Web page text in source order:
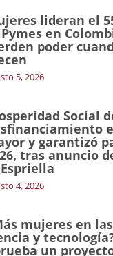
lideran el
en
poder
5, 2026
Social
y garantizó
tras anuncio
4, 2026
mujeres en
y
un